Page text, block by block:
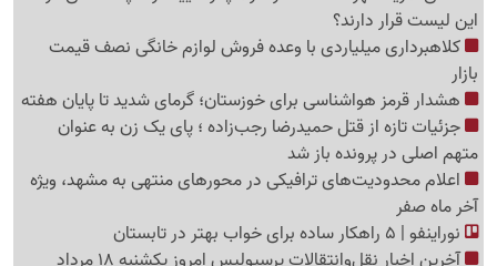
این لیست قرار دارند؟
کلاهبرداری میلیاردی با وعده فروش لوازم خانگی نصف قیمت
بازار
هشدار قرمز هواشناسی برای خوزستان؛ گرمای شدید تا پایان هفته
جزئیات تازه از قتل حمیدرضا رجب‌زاده ؛ پای یک زن به عنوان
متهم اصلی در پرونده باز شد
اعلام محدودیت‌های ترافیکی در محورهای منتهی به مشهد، ویژه
آخر ماه صفر
نوراینفو | 5 راهکار ساده برای خواب بهتر در تابستان